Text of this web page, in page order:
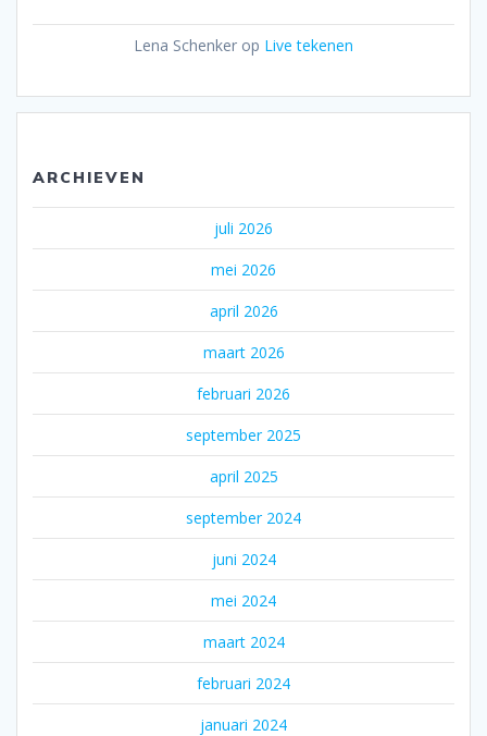
Lena Schenker op Live tekenen
ARCHIEVEN
juli 2026
mei 2026
april 2026
maart 2026
februari 2026
september 2025
april 2025
september 2024
juni 2024
mei 2024
maart 2024
februari 2024
januari 2024